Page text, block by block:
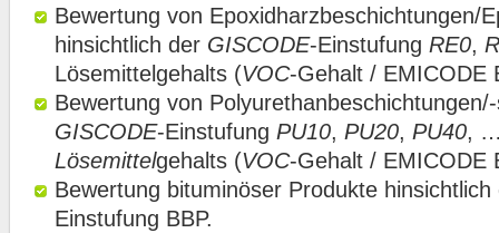
Bewertung von Epoxidharzbeschichtungen/
hinsichtlich der GISCODE-Einstufung RE0,
Lösemittelgehalts (VOC-Gehalt / EMICODE
Bewertung von
GISCODE-Einstufung PU10, PU20, PU40,
Lösemittelgehalts (VOC-Gehalt / EMICODE
Bewertung bituminöser Produkte
Einstufung BBP.